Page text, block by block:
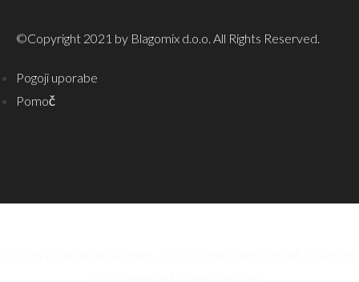
©Copyright 2021 by Blagomix d.o.o. All Rights Reserved.
Pogoji uporabe
Pomoč